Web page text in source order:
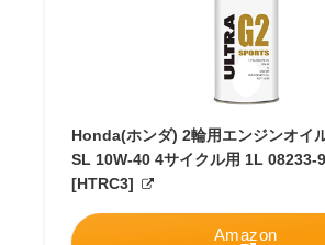
Honda(ホンダ) 2輪用エンジンオイ
SL 10W-40 4サイクル用 1L 08233-
[HTRC3]
Amazon